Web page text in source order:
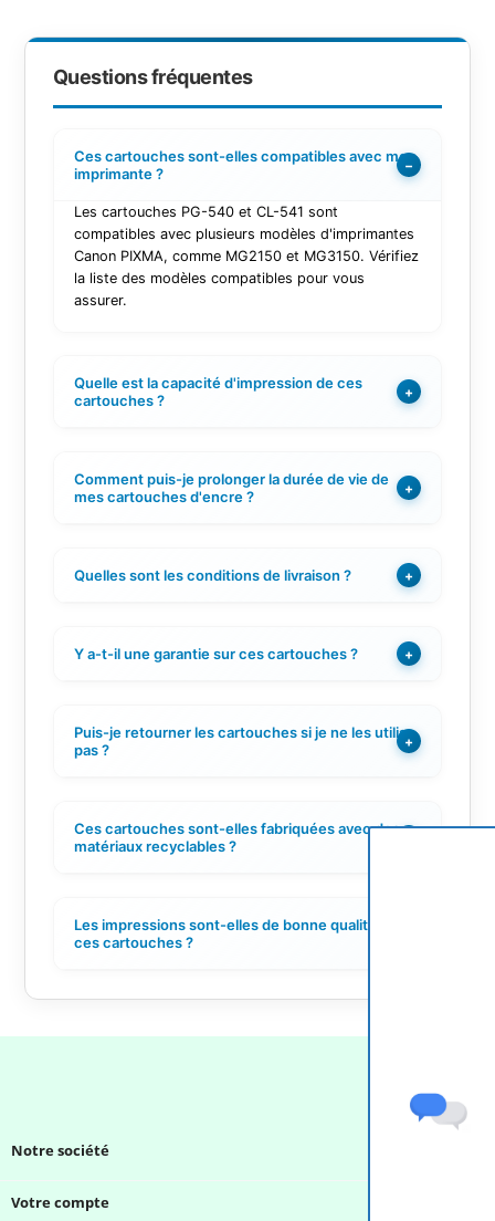
Questions fréquentes
Ces cartouches sont-elles compatibles avec mon
imprimante ?
−
Les cartouches PG-540 et CL-541 sont
compatibles avec plusieurs modèles d'imprimantes
Canon PIXMA, comme MG2150 et MG3150. Vérifiez
la liste des modèles compatibles pour vous
assurer.
Quelle est la capacité d'impression de ces
cartouches ?
+
Comment puis-je prolonger la durée de vie de
mes cartouches d'encre ?
+
Quelles sont les conditions de livraison ? +
Y a-t-il une garantie sur ces cartouches ? +
Puis-je retourner les cartouches si je ne les utilise
pas ?
+
Ces cartouches sont-elles fabriquées avec des
matériaux recyclables ?
Les impressions sont-elles de bonne qualité avec
ces cartouches ?
Notre société
Votre compte